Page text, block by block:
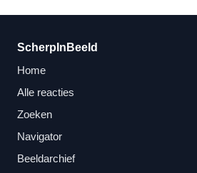
ScherpInBeeld
Home
Alle reacties
Zoeken
Navigator
Beeldarchief